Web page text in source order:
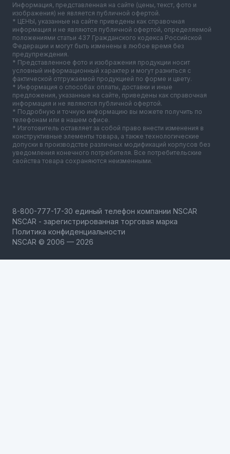
Информация, представленная на сайте (цены, текст, фото и
изображения) не является публичной офертой.
* ЦЕНЫ, указанные на сайте приведены как справочная
информация и не являются публичной офертой, определяемой
положениями статьи 437 Гражданского кодекса Российской
Федерации и могут быть изменены в любое время без
предупреждения.
* Представленное фото и изображения продукции носит
условный информационный характер и могут разниться с
фактической отгружаемой продукцией по форме и цвету.
* Информация о способах оплаты, доставки и иные
предложения, указанные на сайте, приведены как справочная
информация и не являются публичной офертой.
* Подробную и точную информацию вы можете получить по
телефонам или в нашем офисе.
* Изготовитель оставляет за собой право внести изменения в
конструктивные элементы товара, а также технологические
допуски в производстве различных модификаций корпусов без
уведомления конечного потребителя. Все потребительские
свойства товара сохраняются неизменными.
NSCAR - зарегистрированная торговая марка
Политика конфиденциальности
NSCAR © 2006 — 2026